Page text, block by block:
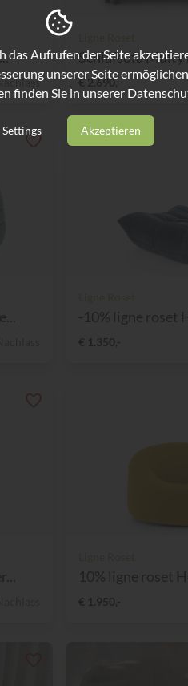
Schlafsofa Multy
€ 2.690,-
Aufrufen der Seite
unserer Seite
finden Sie in unserer
Akzeptieren